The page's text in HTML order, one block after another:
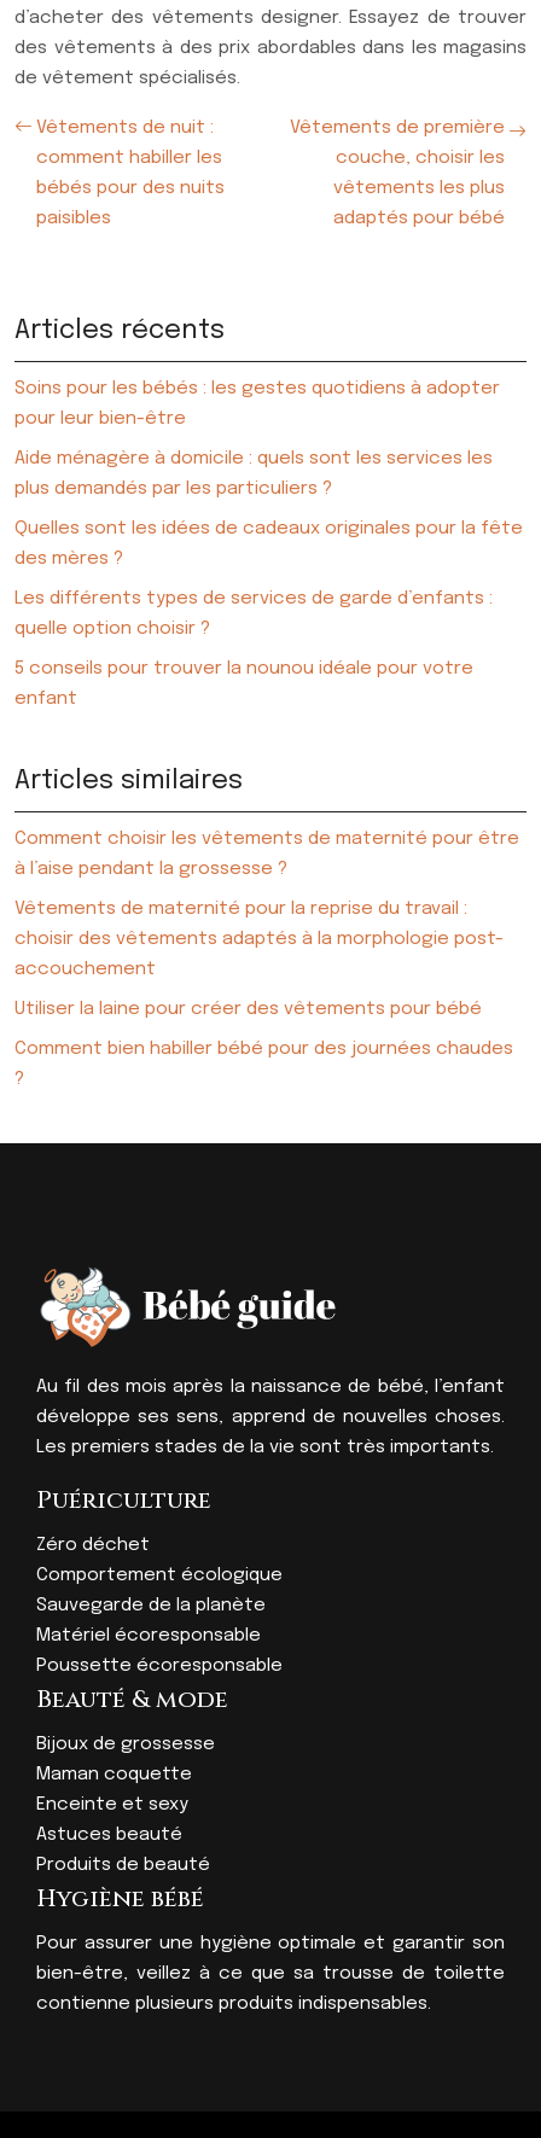
d’acheter des vêtements designer. Essayez de trouver
des vêtements à des prix abordables dans les magasins
de vêtement spécialisés.
Vêtements de nuit :
comment habiller les
bébés pour des nuits
paisibles
Vêtements de première
couche, choisir les
vêtements les plus
adaptés pour bébé
Articles récents
Soins pour les bébés : les gestes quotidiens à adopter
pour leur bien-être
Aide ménagère à domicile : quels sont les services les
plus demandés par les particuliers ?
Quelles sont les idées de cadeaux originales pour la fête
des mères ?
Les différents types de services de garde d’enfants :
quelle option choisir ?
5 conseils pour trouver la nounou idéale pour votre
enfant
Articles similaires
Comment choisir les vêtements de maternité pour être
à l’aise pendant la grossesse ?
Vêtements de maternité pour la reprise du travail :
choisir des vêtements adaptés à la morphologie post-
accouchement
Utiliser la laine pour créer des vêtements pour bébé
Comment bien habiller bébé pour des journées chaudes
?
Au fil des mois après la naissance de bébé, l’enfant
développe ses sens, apprend de nouvelles choses.
Les premiers stades de la vie sont très importants.
Puériculture
Zéro déchet
Comportement écologique
Sauvegarde de la planète
Matériel écoresponsable
Poussette écoresponsable
Beauté & mode
Bijoux de grossesse
Maman coquette
Enceinte et sexy
Astuces beauté
Produits de beauté
Hygiène bébé
Pour assurer une hygiène optimale et garantir son
bien-être, veillez à ce que sa trousse de toilette
contienne plusieurs produits indispensables.